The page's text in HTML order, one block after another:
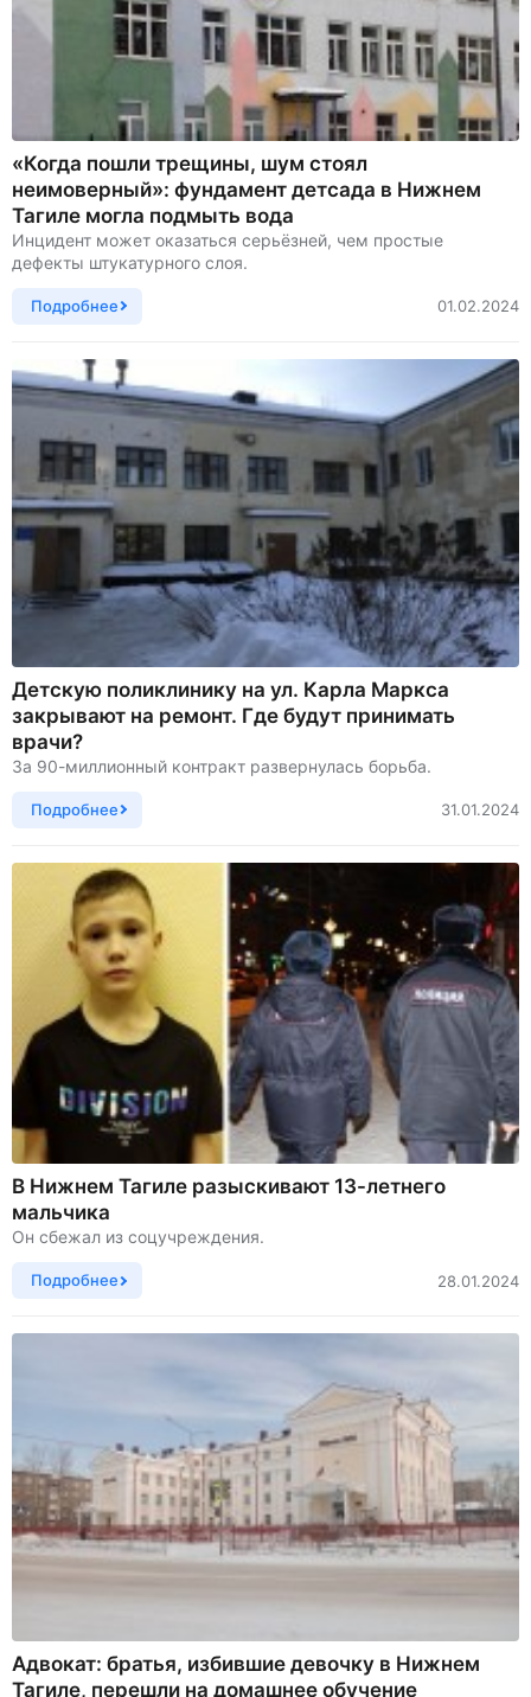
«Когда пошли трещины, шум стоял
неимоверный»: фундамент детсада в Нижнем
Тагиле могла подмыть вода
Инцидент может оказаться серьёзней, чем простые
дефекты штукатурного слоя.
Подробнее 01.02.2024
Детскую поликлинику на ул. Карла Маркса
закрывают на ремонт. Где будут принимать
врачи?
За 90-миллионный контракт развернулась борьба.
Подробнее 31.01.2024
В Нижнем Тагиле разыскивают 13-летнего
мальчика
Он сбежал из соцучреждения.
Подробнее 28.01.2024
Адвокат: братья, избившие девочку в Нижнем
Тагиле, перешли на домашнее обучение